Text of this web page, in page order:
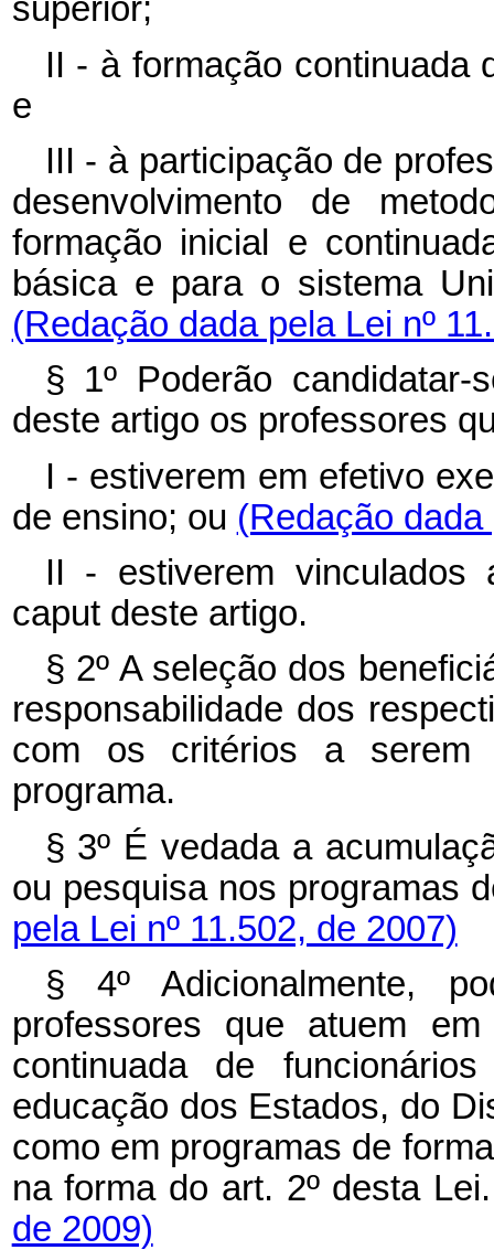
superior;
II - à formação continuada
e
III - à participação de
desenvolvimento de
formação inicial e
básica e para o sistema
(Redação dada pela Lei nº
§ 1º Poderão
deste artigo os professores
I - estiverem em efetivo
de ensino; ou (Redação dada
II - estiverem vinculados
caput deste artigo.
§ 2º A seleção dos
responsabilidade dos
com os critérios a serem
programa.
§ 3º É vedada a
ou pesquisa nos programas
pela Lei nº 11.502, de 2007)
§ 4º Adicionalmente,
professores que atuem
continuada de
educação dos Estados, do
como em programas de
na forma do art. 2º desta
de 2009)